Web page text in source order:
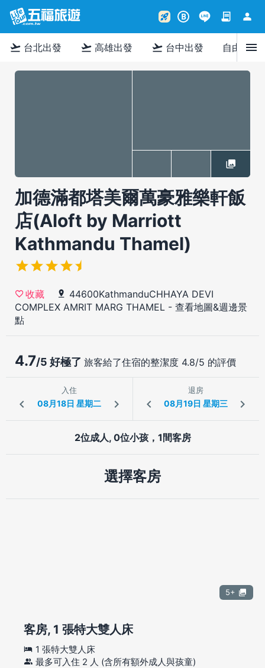
rocket_launch B contract person
flight_takeoff 台北出發 flight_takeoff 高雄出發 flight_takeoff 台中出發 自由行menu
加德滿都塔美爾萬豪雅樂軒飯
店(Aloft by Marriott
Kathmandu Thamel)
收藏
44600KathmanduCHHAYA DEVI
COMPLEX AMRIT MARG THAMEL - 查看地圖&週邊景
點
4.7/5 好極了 旅客給了住宿的整潔度 4.8/5 的評價
入住 退房
2位成人, 0位小孩，1間客房
選擇客房
5+
客房, 1 張特大雙人床
1 張特大雙人床
最多可入住 2 人 (含所有額外成人與孩童)